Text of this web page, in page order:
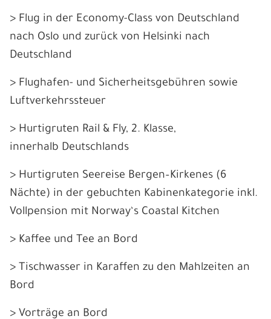
> Flug in der Economy-Class von Deutschland
nach Oslo und zurück von Helsinki nach
Deutschland
> Flughafen- und Sicherheitsgebühren sowie
Luftverkehrssteuer
> Hurtigruten Rail & Fly, 2. Klasse,
innerhalb Deutschlands
> Hurtigruten Seereise Bergen–Kirkenes (6
Nächte) in der gebuchten Kabinenkategorie inkl.
Vollpension mit Norway‘s Coastal Kitchen
> Kaffee und Tee an Bord
> Tischwasser in Karaffen zu den Mahlzeiten an
Bord
> Vorträge an Bord